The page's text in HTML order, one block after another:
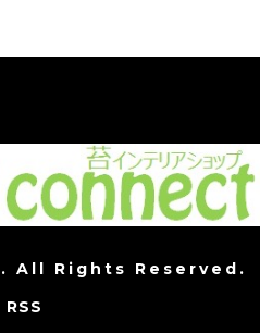
. All Rights Reserved.
RSS